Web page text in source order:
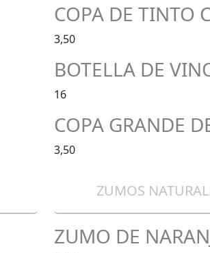
COPA DE TINTO
3,50
BOTELLA DE
16
COPA GRANDE
3,50
ZUMOS
ZUMO DE